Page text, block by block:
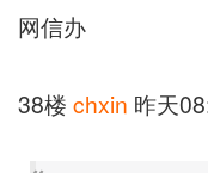
网信办
38楼 chxin 昨天